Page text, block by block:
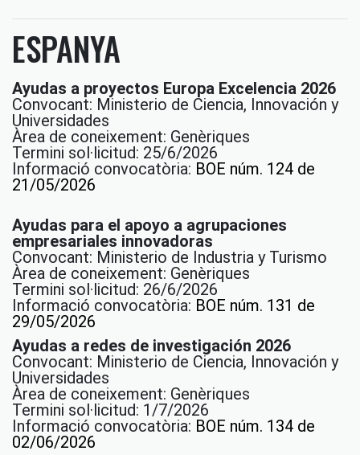
ESPANYA
Ayudas a proyectos Europa Excelencia 2026
Convocant: Ministerio de Ciencia, Innovación y
Universidades
Àrea de coneixement: Genèriques
Termini sol·licitud: 25/6/2026
Informació convocatòria: BOE núm. 124 de
21/05/2026
Ayudas para el apoyo a agrupaciones
empresariales innovadoras
Convocant: Ministerio de Industria y Turismo
Àrea de coneixement: Genèriques
Termini sol·licitud: 26/6/2026
Informació convocatòria: BOE núm. 131 de
29/05/2026
Ayudas a redes de investigación 2026
Convocant: Ministerio de Ciencia, Innovación y
Universidades
Àrea de coneixement: Genèriques
Termini sol·licitud: 1/7/2026
Informació convocatòria: BOE núm. 134 de
02/06/2026